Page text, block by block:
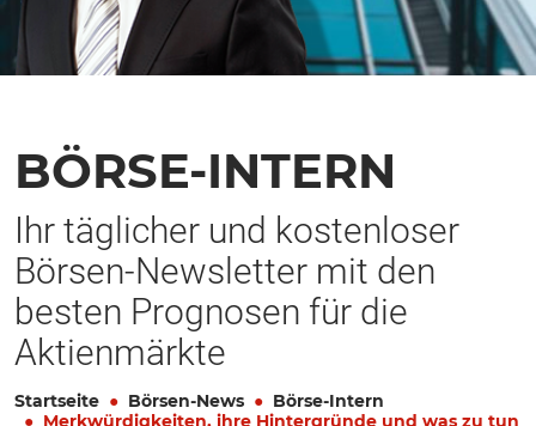
BÖRSE-INTERN
Ihr täglicher und kostenloser
Börsen-Newsletter mit den
besten Prognosen für die
Aktienmärkte
Startseite Börsen-News
Börse-Intern
Merkwürdigkeiten, ihre Hintergründe und was zu tun